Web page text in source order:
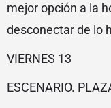
mejor opción a la
desconectar de lo
VIERNES 13
ESCENARIO.